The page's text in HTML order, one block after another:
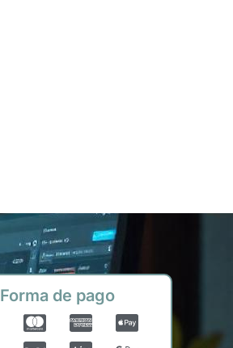
Forma de pago